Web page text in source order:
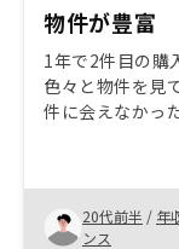
物件が豊富
1年で2件目の購
色々と物件を見
件に会えなかっ
金利も安いし
めてで不安なと
しっかりとフォ
20代前半 / 年
ンス